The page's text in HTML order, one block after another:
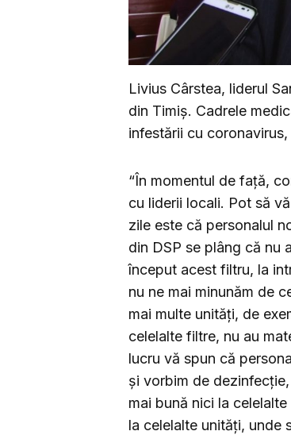
Livius Cârstea, liderul
din Timiș. Cadrele
infestării cu
“În momentul de față,
cu liderii locali. Pot să
zile este că personalul
din DSP se plâng că nu
început acest filtru, la
nu ne mai minunăm de
mai multe unități, de
celelalte filtre, nu au
lucru vă spun că
și vorbim de
mai bună nici la
la celelalte unități, unde